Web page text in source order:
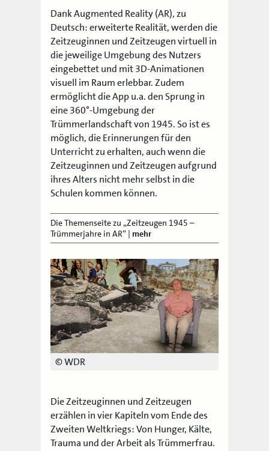
Dank Augmented Reality (AR), zu
Deutsch: erweiterte Realität, werden die
Zeitzeuginnen und Zeitzeugen virtuell in
die jeweilige Umgebung des Nutzers
eingebettet und mit 3D-Animationen
visuell im Raum erlebbar.Zudem
ermöglicht die App u.a. den Sprung in
eine 360°-Umgebung der
Trümmerlandschaft von 1945.So ist es
möglich, die Erinnerungen für den
Unterricht zu erhalten, auch wenn die
Zeitzeuginnen und Zeitzeugen aufgrund
ihres Alters nicht mehr selbst in die
Schulen kommen können.
Die Themenseite zu „Zeitzeugen 1945 –
Trümmerjahre in AR“ | mehr
© WDR
Die Zeitzeuginnen und Zeitzeugen
erzählen in vier Kapiteln vom Ende des
Zweiten Weltkriegs: Von Hunger, Kälte,
Trauma und der Arbeit als Trümmerfrau.